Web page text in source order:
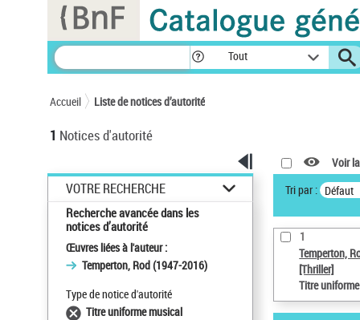
Tout
Accueil Liste de notices d’autorité
1 Notices d'autorité
VOTRE RECHERCHE
Recherche avancée dans les
notices d’autorité
Œuvres liées à l'auteur :
Temperton, Rod (1947-2016)
Type de notice d'autorité
Titre uniforme musical
Voir
Tri par : Défaut
1
Temperton,
[Thriller]
Titre
Panneau de gestion des cookies